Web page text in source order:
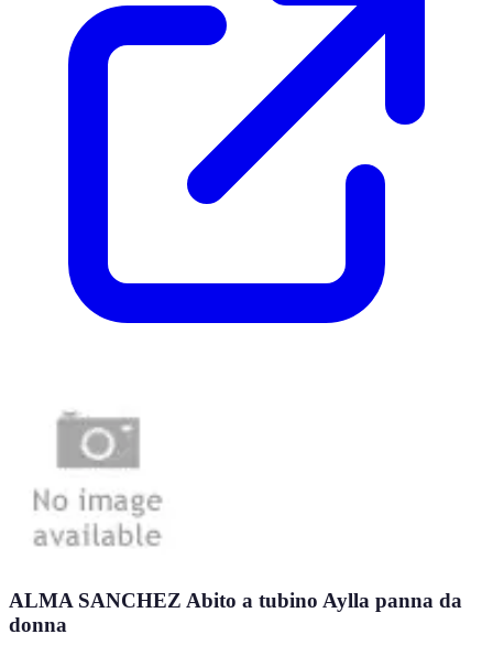
ALMA SANCHEZ Abito a tubino Aylla panna da
donna